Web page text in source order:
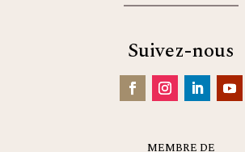
Suivez-nous
MEMBRE DE